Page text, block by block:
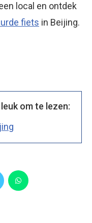
local en ontdek
fiets in Beijing.
om te lezen: